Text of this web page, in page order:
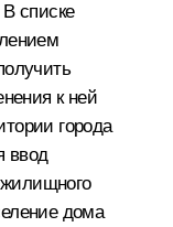
списке
к ней
города
ввод
жилищного
дома